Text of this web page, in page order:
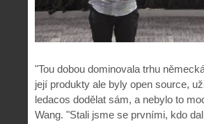
"Tou dobou dominovala trhu
její produkty ale byly open source,
ledacos dodělat sám, a nebylo to
Wang. "Stali jsme se prvními, kdo